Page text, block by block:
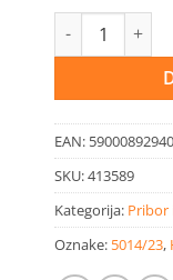
Ceresit CN 94
EAN:
SKU:413589
Kategorija: Pribor
Oznake: 5014/23,